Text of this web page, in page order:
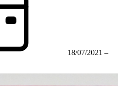
18/07/2021 –